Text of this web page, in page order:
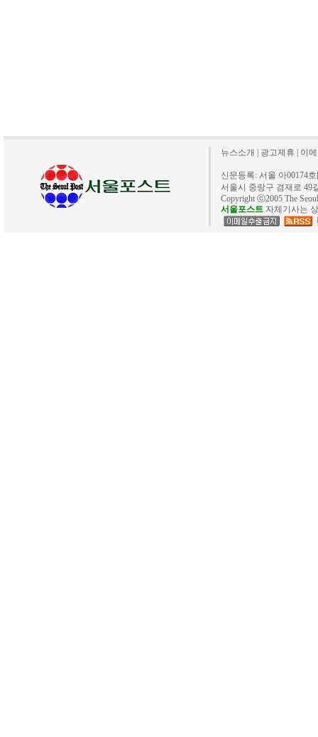
뉴스소개 광고제휴 이
신문등록: 서울 아00174
서울시 중랑구 겸재로 49
Copyright ⓒ2005 The
서울포스트 자체기사는